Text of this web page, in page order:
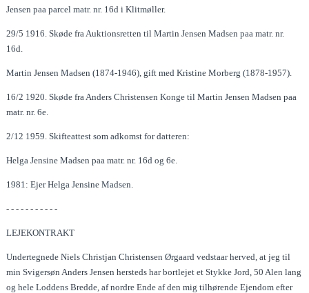
Jensen paa parcel matr. nr. 16d i Klitmøller.
29/5 1916. Skøde fra Auktionsretten til Martin Jensen Madsen paa matr. nr.
16d.
Martin Jensen Madsen (1874-1946), gift med Kristine Morberg (1878-1957).
16/2 1920. Skøde fra Anders Christensen Konge til Martin Jensen Madsen paa
matr. nr. 6e.
2/12 1959. Skifteattest som adkomst for datteren:
Helga Jensine Madsen paa matr. nr. 16d og 6e.
1981: Ejer Helga Jensine Madsen.
- - - - - - - - - - -
LEJEKONTRAKT
Undertegnede Niels Christjan Christensen Ørgaard vedstaar herved, at jeg til
min Svigersøn Anders Jensen hersteds har bortlejet et Stykke Jord, 50 Alen lang
og hele Loddens Bredde, af nordre Ende af den mig tilhørende Ejendom efter